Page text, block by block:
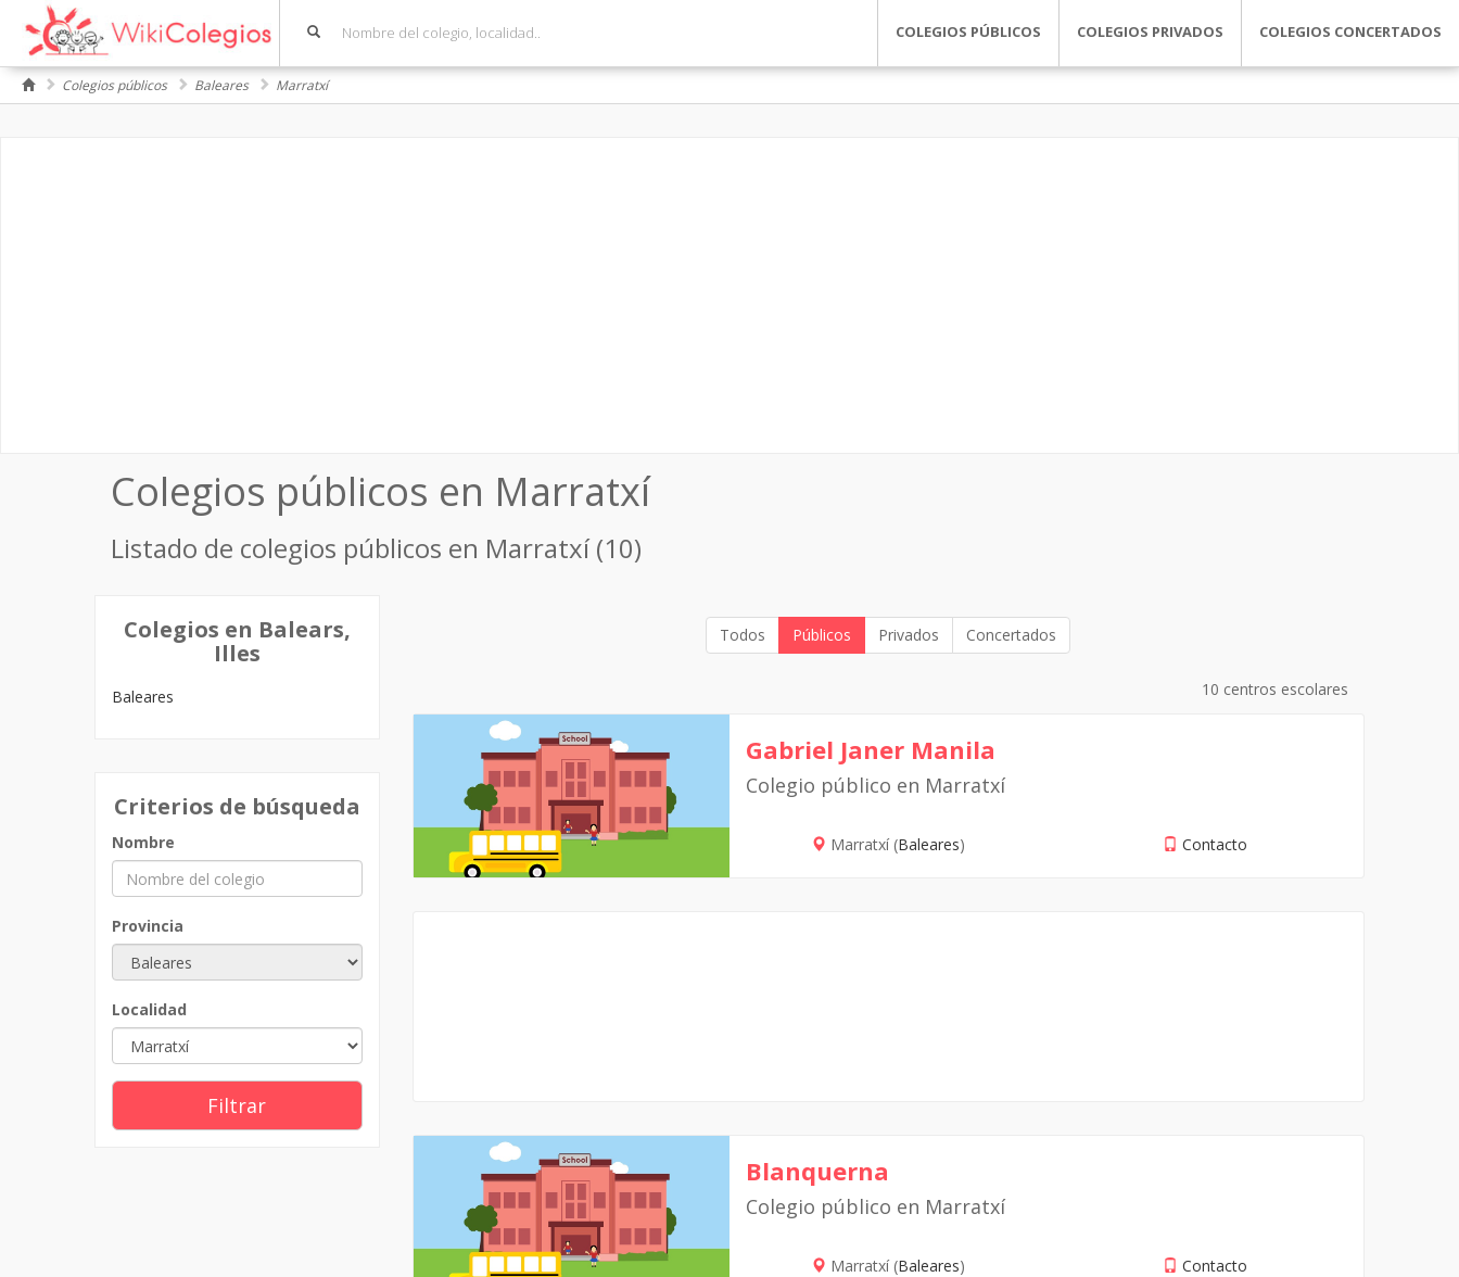
COLEGIOS PÚBLICOS COLEGIOS PRIVADOS COLEGIOS CONCERTADOS
Colegios públicos Baleares Marratxí
Colegios públicos en Marratxí
Listado de colegios públicos en Marratxí (10)
Colegios en Balears,
Illes
Baleares
Criterios de búsqueda
Nombre
Provincia
Localidad
Filtrar
Todos Públicos Privados Concertados
10 centros escolares
Gabriel Janer Manila
Colegio público en Marratxí
Marratxí (Baleares) Contacto
Blanquerna
Colegio público en Marratxí
Marratxí (Baleares) Contacto